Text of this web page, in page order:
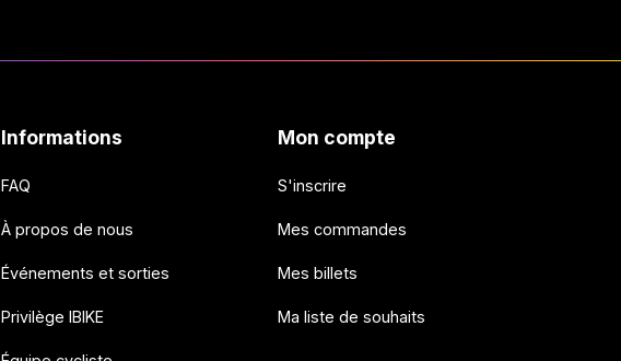
Informations
FAQ
À propos de nous
Événements et sorties
Privilège IBIKE
Mon compte
S'inscrire
Mes commandes
Mes billets
Ma liste de souhaits